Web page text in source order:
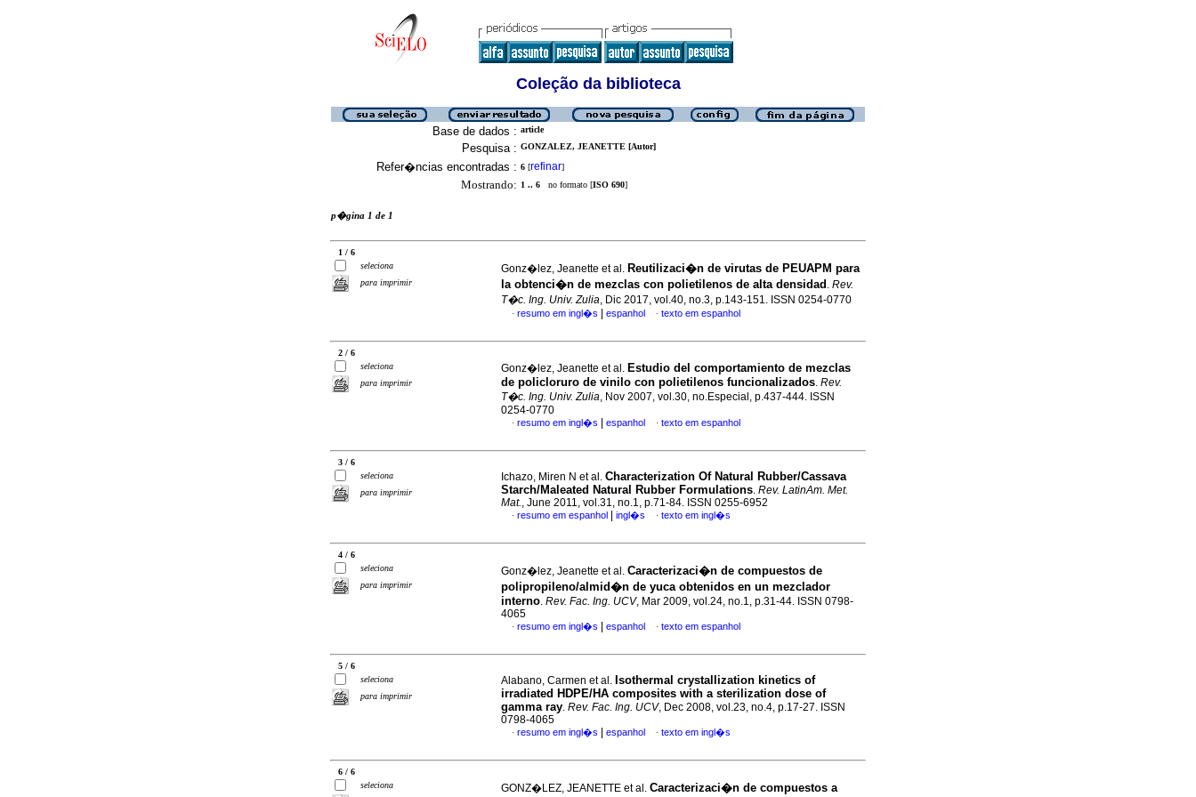
Coleção da biblioteca
Base de dados : article
Pesquisa : GONZALEZ, JEANETTE [Autor]
Refer�ncias encontradas : 6 [refinar]
Mostrando: 1 .. 6 no formato [ISO 690]
p�gina 1 de 1
1 / 6
seleciona
para imprimir
Gonz�lez, Jeanette et al. Reutilizaci�n de virutas de PEUAPM para
la obtenci�n de mezclas con polietilenos de alta densidad . Rev.
T�c. Ing. Univ. Zulia, Dic 2017, vol.40, no.3, p.143-151. ISSN 0254-0770
· resumo em ingl�s espanhol · texto em espanhol
2 / 6
seleciona
para imprimir
Gonz�lez, Jeanette et al. Estudio del comportamiento de mezclas
de policloruro de vinilo con polietilenos funcionalizados. Rev.
T�c. Ing. Univ. Zulia, Nov 2007, vol.30, no.Especial, p.437-444. ISSN
0254-0770
· resumo em ingl�s espanhol · texto em espanhol
3 / 6
seleciona
para imprimir
Ichazo, Miren N et al. Characterization Of Natural Rubber/Cassava
Starch/Maleated Natural Rubber Formulations. Rev. LatinAm. Met.
Mat., June 2011, vol.31, no.1, p.71-84. ISSN 0255-6952
· resumo em espanhol ingl�s · texto em ingl�s
4 / 6
seleciona
para imprimir
Gonz�lez, Jeanette et al. Caracterizaci�n de compuestos de
polipropileno/almid�n de yuca obtenidos en un mezclador
interno. Rev. Fac. Ing. UCV, Mar 2009, vol.24, no.1, p.31-44. ISSN 0798-
4065
· resumo em ingl�s espanhol · texto em espanhol
5 / 6
seleciona
para imprimir
Alabano, Carmen et al. Isothermal crystallization kinetics of
irradiated HDPE/HA composites with a sterilization dose of
gamma ray. Rev. Fac. Ing. UCV, Dec 2008, vol.23, no.4, p.17-27. ISSN
0798-4065
· resumo em ingl�s espanhol · texto em ingl�s
6 / 6
seleciona
GONZ�LEZ, JEANETTE et al. Caracterizaci�n de compuestos a